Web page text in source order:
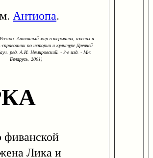
Антиопа.
Античный мир в терминах, именах и
справочник по истории и культуре Древней
ред. А.И. Немировский. - 3-е изд. - Мн:
Беларусь, 2001)
Лика и